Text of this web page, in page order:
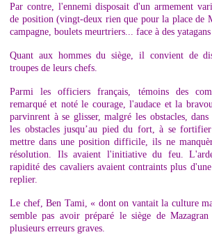
Par contre, l'ennemi disposait d'un armement
de position (vingt-deux rien que pour la place de
campagne, boulets meurtriers... face à des yatagans
Quant aux hommes du siège, il convient de
troupes de leurs chefs.
Parmi les officiers français, témoins des
remarqué et noté le courage, l'audace et la
parvinrent à se glisser, malgré les obstacles,
les obstacles jusqu’au pied du fort, à se
mettre dans une position difficile, ils ne
résolution. Ils avaient l'initiative du feu.
rapidité des cavaliers avaient contraints plus
replier.
Le chef, Ben Tami, « dont on vantait la culture
semble pas avoir préparé le siège de
plusieurs erreurs graves.